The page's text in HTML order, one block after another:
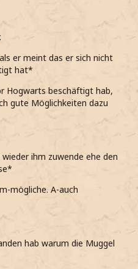
er meint das er sich nicht
hat*
Hogwarts beschäftigt hab,
gute Möglichkeiten dazu
ihm zuwende ehe den
mögliche. A-auch
hab warum die Muggel